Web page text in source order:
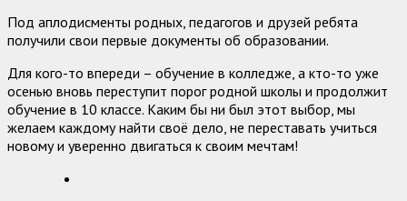
Под аплодисменты родных, педагогов и друзей ребята
получили свои первые документы об образовании.
Для кого-то впереди – обучение в колледже, а кто-то уже
осенью вновь переступит порог родной школы и продолжит
обучение в 10 классе. Каким бы ни был этот выбор, мы
желаем каждому найти своё дело, не переставать учиться
новому и уверенно двигаться к своим мечтам!